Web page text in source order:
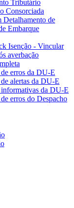
Tributário
Consorciada
Detalhamento de
Embarque
Isenção - Vincular
averbação
erros da DU-E
alertas da DU-E
da DU-E
erros do Despacho